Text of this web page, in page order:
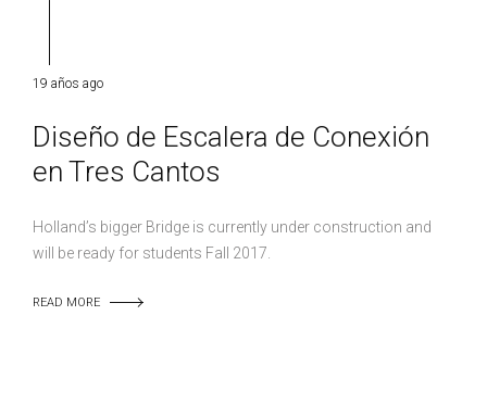
19 años ago
Diseño de Escalera de Conexión
en Tres Cantos
Holland’s bigger Bridge is currently under construction and
will be ready for students Fall 2017.
READ MORE